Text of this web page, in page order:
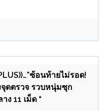
ซ้อนท้ายไม่รอด!
ดตรวจ รวบหนุ่มซุก
ง 11 เม็ด “